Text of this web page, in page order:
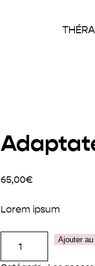
65,00€
Lorem ipsum
Ajouter au